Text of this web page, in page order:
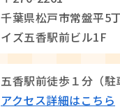
千葉県松戸市常盤平5
イズ五香駅前ビル1F
五香駅前徒歩１分（駐
アクセス詳細はこちら